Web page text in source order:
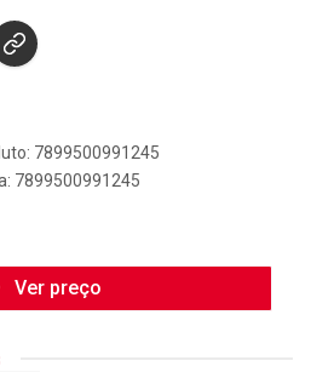
7899500991245
7899500991245
Ver preço